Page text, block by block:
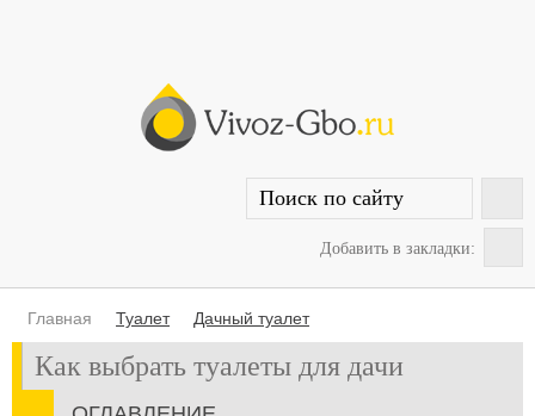
Добавить в закладки:
Главная Туалет Дачный туалет
Как выбрать туалеты для дачи